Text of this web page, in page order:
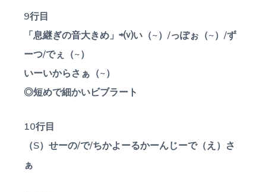
9行目
「息継ぎの音大きめ」⇨⒱い（~）/っぽぉ（~）/ず
ーつ/でぇ（~）
いーいからさぁ（~）
◎短めで細かいビブラート
10行目
（S）せーの/で/ちかよーるかーんじーで（え）さ
ぁ